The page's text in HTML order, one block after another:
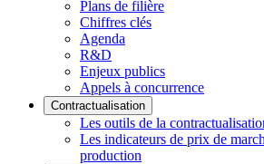
Plans de filière
Chiffres clés
Agenda
R&D
Enjeux publics
Appels à concurrence
Contractualisation
Les outils de la
Les indicateurs de prix de
production